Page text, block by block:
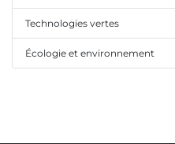
Technologies vertes
Écologie et environnement